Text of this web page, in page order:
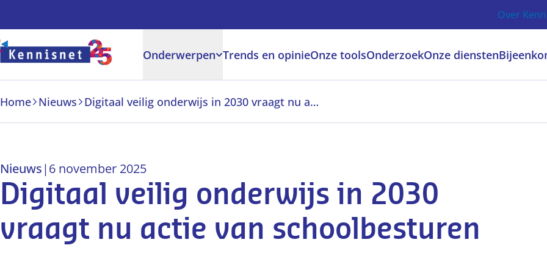
Over
Onderwerpen Trends en opinieOnze toolsOnderzoekOnze diensten
Home Nieuws Digitaal veilig onderwijs in 2030 vraagt nu actie van schoolbesturen
Nieuws|6 november 2025
Digitaal veilig onderwijs in 2030
vraagt nu actie van schoolbesturen